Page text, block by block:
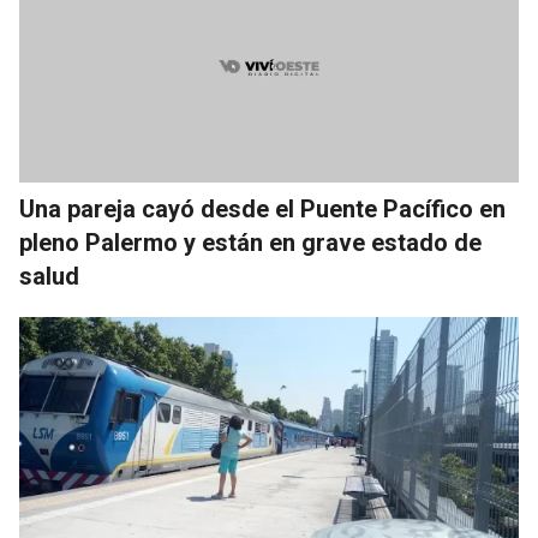
Una pareja cayó desde el Puente Pacífico en
pleno Palermo y están en grave estado de
salud